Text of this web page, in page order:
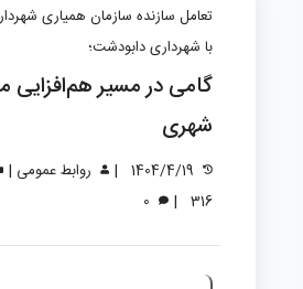
تعامل سازنده سازمان همیاری
با شهرداری دابودشت؛
گامی در مسیر هم‌افزایی
شهری
| روابط عمومی |
316
|